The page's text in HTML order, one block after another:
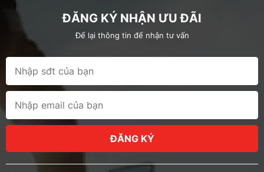
ĐĂNG KÝ NHẬN ƯU ĐÃI
Để lại thông tin để nhận tư vấn
ĐĂNG KÝ